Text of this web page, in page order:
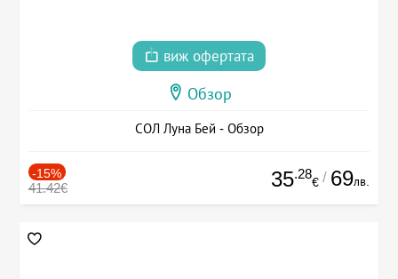
виж офертата
Обзор
СОЛ Луна Бей - Обзор
-15%
41.42€ 35.28
€ / 69лв.